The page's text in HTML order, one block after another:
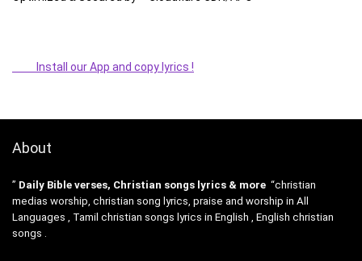
Install our App and copy lyrics !
About
” Daily Bible verses, Christian songs lyrics & more “christian
medias worship, christian song lyrics, praise and worship in All
Languages , Tamil christian songs lyrics in English , English christian
songs .